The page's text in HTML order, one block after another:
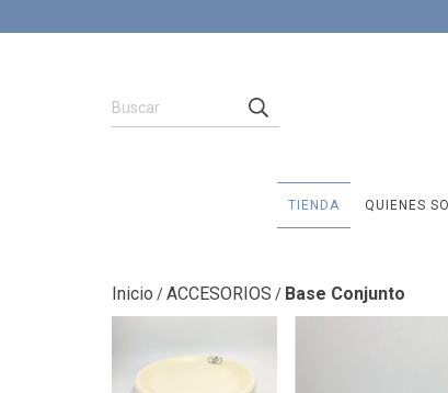
TIENDA QUIENES
Inicio /ACCESORIOS / Base Conjunto